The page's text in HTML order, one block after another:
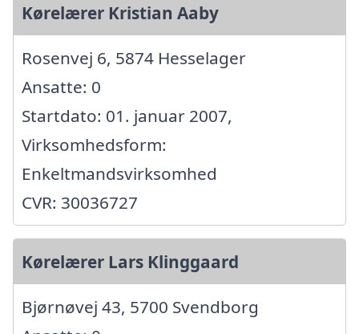
Kørelærer Kristian Aaby
Rosenvej 6, 5874 Hesselager
Ansatte: 0
Startdato: 01. januar 2007,
Virksomhedsform:
Enkeltmandsvirksomhed
CVR: 30036727
Kørelærer Lars Klinggaard
Bjørnøvej 43, 5700 Svendborg